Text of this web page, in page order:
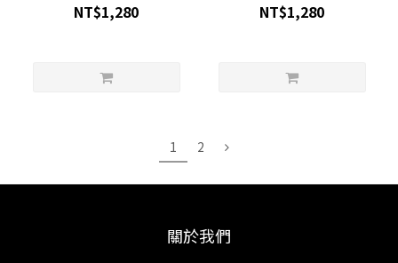
NT$1,280 NT$1,280
1 2
關於我們